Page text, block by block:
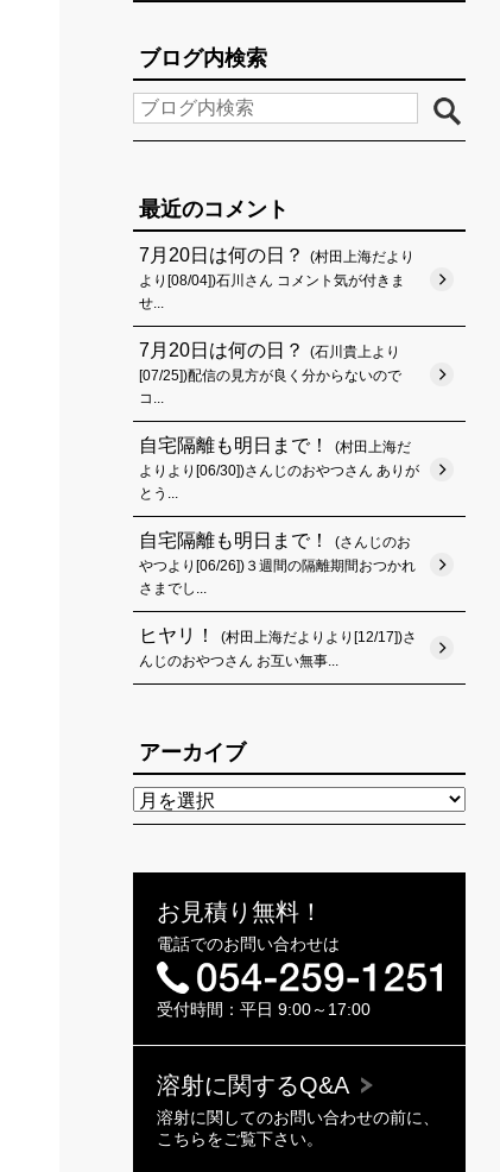
ブログ内検索
最近のコメント
7月20日は何の日？
(村田上海だより
より[08/04])石川さん コメント気が付きま
せ...
7月20日は何の日？
(石川貴上より
[07/25])配信の見方が良く分からないので
コ...
自宅隔離も明日まで！
(村田上海だ
よりより[06/30])さんじのおやつさん ありが
とう...
自宅隔離も明日まで！
(さんじのお
やつより[06/26])３週間の隔離期間おつかれ
さまでし...
ヒヤリ！
(村田上海だよりより[12/17])さ
んじのおやつさん お互い無事...
アーカイブ
お見積り無料！
電話でのお問い合わせは
受付時間：平日 9:00～17:00
溶射に関するQ&A
溶射に関してのお問い合わせの前に、
こちらをご覧下さい。